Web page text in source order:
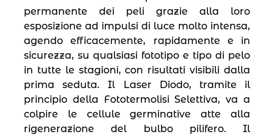
permanente dei peli grazie alla loro
esposizione ad impulsi di luce molto intensa,
agendo efficacemente, rapidamente e in
sicurezza, su qualsiasi fototipo e tipo di pelo
in tutte le stagioni, con risultati visibili dalla
prima seduta. Il Laser Diodo, tramite il
principio della Fototermolisi Selettiva, va a
colpire le cellule germinative atte alla
rigenerazione del bulbo pilifero. Il